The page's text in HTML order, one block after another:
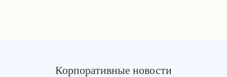
Корпоративные новости